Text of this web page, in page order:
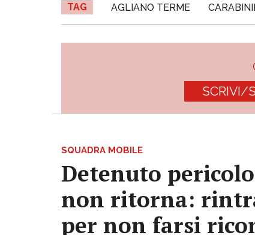
TAG AGLIANO TERME
SCRIVI/
SQUADRA MOBILE
Detenuto
non ritorna:
per non farsi